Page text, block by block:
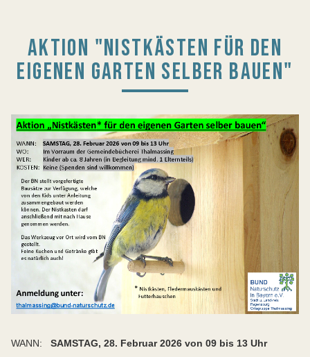
AKTION "NISTKÄSTEN FÜR DEN
EIGENEN GARTEN SELBER BAUEN"
WANN: SAMSTAG, 28. Februar 2026 von 09 bis 13 Uhr